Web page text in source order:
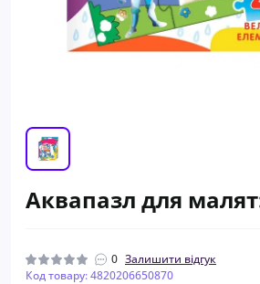
Аквапазл для
0 Залишити відгук
Код товару: 4820206650870